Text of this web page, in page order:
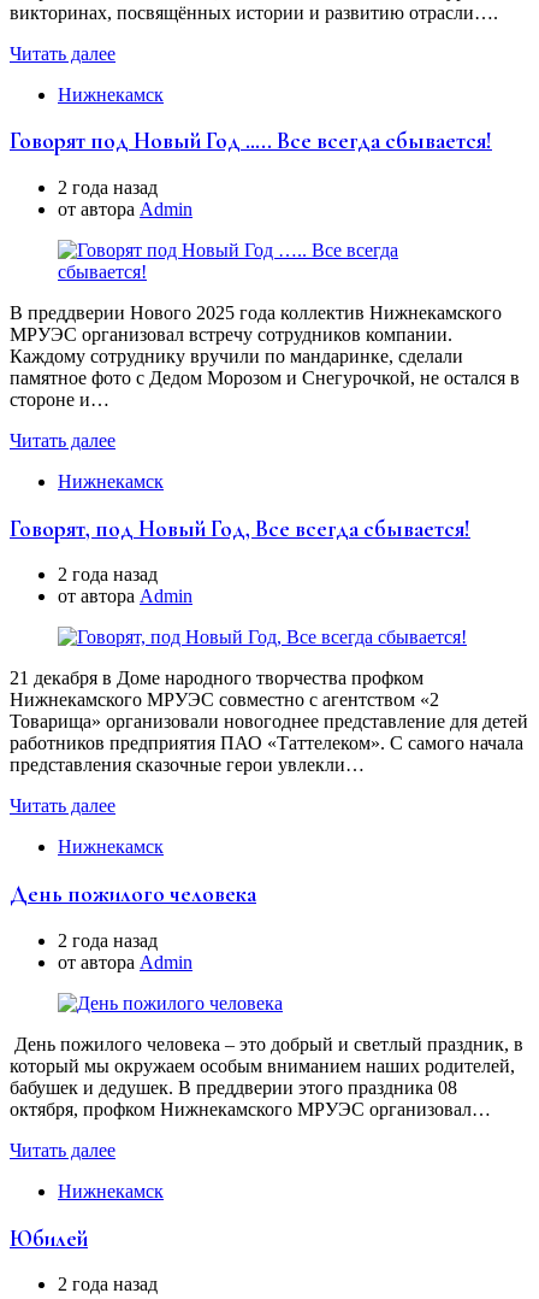
викторинах, посвящённых истории и развитию отрасли….
Читать далее
Нижнекамск
Говорят под Новый Год ….. Все всегда сбывается!
2 года назад
от автора Аdmin
В преддверии Нового 2025 года коллектив Нижнекамского
МРУЭС организовал встречу сотрудников компании.
Каждому сотруднику вручили по мандаринке, сделали
памятное фото с Дедом Морозом и Снегурочкой, не остался в
стороне и…
Читать далее
Нижнекамск
Говорят, под Новый Год, Все всегда сбывается!
2 года назад
от автора Аdmin
21 декабря в Доме народного творчества профком
Нижнекамского МРУЭС совместно с агентством «2
Товарища» организовали новогоднее представление для детей
работников предприятия ПАО «Таттелеком». С самого начала
представления сказочные герои увлекли…
Читать далее
Нижнекамск
День пожилого человека
2 года назад
от автора Аdmin
День пожилого человека – это добрый и светлый праздник, в
который мы окружаем особым вниманием наших родителей,
бабушек и дедушек. В преддверии этого праздника 08
октября, профком Нижнекамского МРУЭС организовал…
Читать далее
Нижнекамск
Юбилей
2 года назад